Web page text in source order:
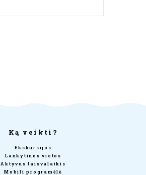
Ką veikti?
Ekskursijos
Lankytinos vietos
Aktyvus laisvalaikis
Mobili programėlė